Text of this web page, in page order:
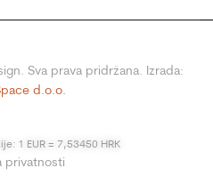
Sva prava pridržana. Izrada:
d.o.o.
1 EUR = 7,53450 HRK
privatnosti